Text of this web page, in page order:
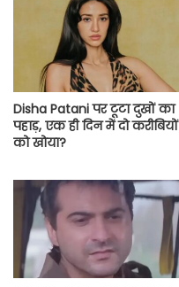
Disha Patani पर टूटा दुखों का
पहाड़, एक ही दिन में दो करीबियों
को खोया?